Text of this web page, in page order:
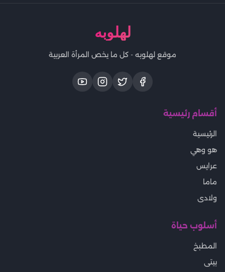
لهلوبه
موقع لهلوبه - كل ما يخص المرأة العربية
أقسام رئيسية
الرئيسية
هو وهي
عرايس
ماما
ولادى
أسلوب حياة
المطبخ
بيتى